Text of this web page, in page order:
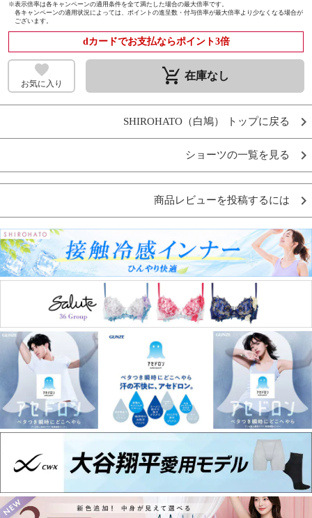
※表示倍率は各キャンペーンの適用条件を全て満たした場合の最大倍率です。
各キャンペーンの適用状況によっては、ポイントの進呈数・付与倍率が最大倍率より少なくなる場合が
ございます。
dカードでお支払ならポイント3倍
お気に入り remove_shopping_cart 在庫なし
SHIROHATO（白鳩） トップに戻る
ショーツの一覧を見る
商品レビューを投稿するには